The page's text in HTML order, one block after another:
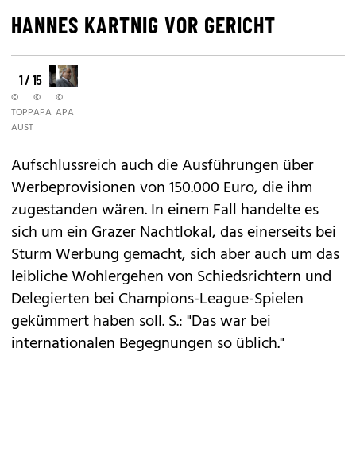
HANNES KARTNIG VOR GERICHT
1 / 15
©
TOPPRESS
AUSTRIA
©
APA
©
APA
Aufschlussreich auch die Ausführungen über
Werbeprovisionen von 150.000 Euro, die ihm
zugestanden wären. In einem Fall handelte es
sich um ein Grazer Nachtlokal, das einerseits bei
Sturm Werbung gemacht, sich aber auch um das
leibliche Wohlergehen von Schiedsrichtern und
Delegierten bei Champions-League-Spielen
gekümmert haben soll. S.: "Das war bei
internationalen Begegnungen so üblich."